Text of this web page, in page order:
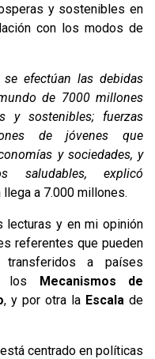
y sostenibles en
con los modos de
efectúan las debidas
de 7000 millones
y sostenibles; fuerzas
de jóvenes que
y sociedades, y
saludables, explicó
llega a 7.000 millones.
lecturas y en mi opinión
referentes que pueden
a países
los Mecanismos de
, y por otra la Escala de
centrado en políticas